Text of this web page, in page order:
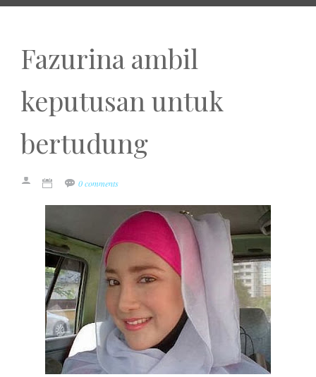
Fazurina ambil
keputusan untuk
bertudung
0 comments